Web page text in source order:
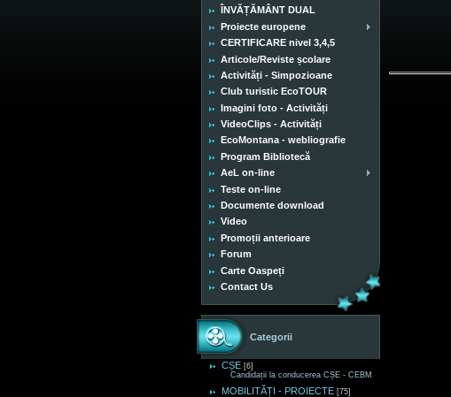
ÎNVĂȚĂMÂNT DUAL
Proiecte europene
CERTIFICARE nivel 3,4,5
Articole/Reviste școlare
Activități - Simpozioane
Club turistic EcoTOUR
Imagini foto - Activități
VideoClips - Activități
EcoMontana - webliografie
Program Bibliotecă
AeL on-line
Teste on-line
Documente download
Video
Promoții anterioare
Forum
Carte Oaspeți
Contact Us
Categorii
CȘE [6]
Candidații la conducerea CȘE - CEBM
MOBILITĂȚI - PROIECTE [75]